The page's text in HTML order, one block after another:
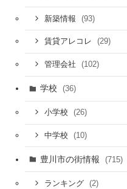
新築情報 (93)
賃貸アレコレ (29)
管理会社 (102)
学校 (36)
小学校 (26)
中学校 (10)
豊川市の街情報 (715)
ランキング (2)